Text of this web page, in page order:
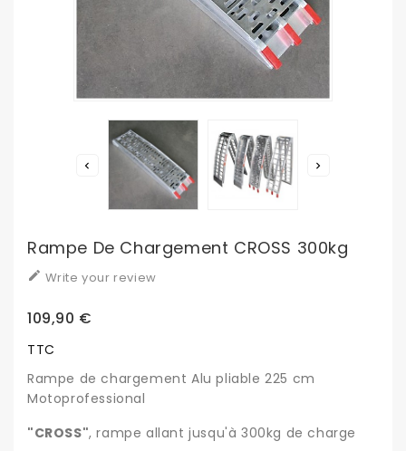
 
Rampe De Chargement CROSS 300kg
 Write your review
109,90 €
TTC
Rampe de chargement Alu pliable 225 cm
Motoprofessional
"CROSS", rampe allant jusqu'à 300kg de charge